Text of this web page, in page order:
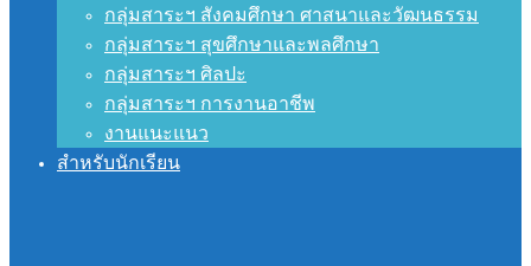
กลุ่มสาระฯ สังคมศึกษา ศาสนาและวัฒนธรรม
กลุ่มสาระฯ สุขศึกษาและพลศึกษา
กลุ่มสาระฯ ศิลปะ
กลุ่มสาระฯ การงานอาชีพ
งานแนะแนว
สำหรับนักเรียน